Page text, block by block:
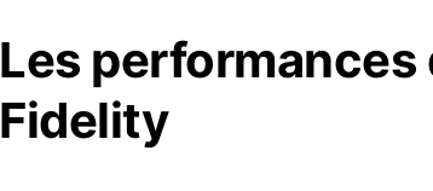
Les performances
Fidelity